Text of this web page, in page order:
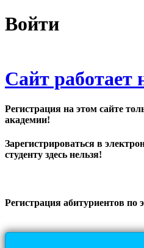
Войти
Сайт работает
Регистрация на этом сайте
академии!
Зарегистрироваться в
студенту здесь нельзя!
Регистрация абитуриентов по